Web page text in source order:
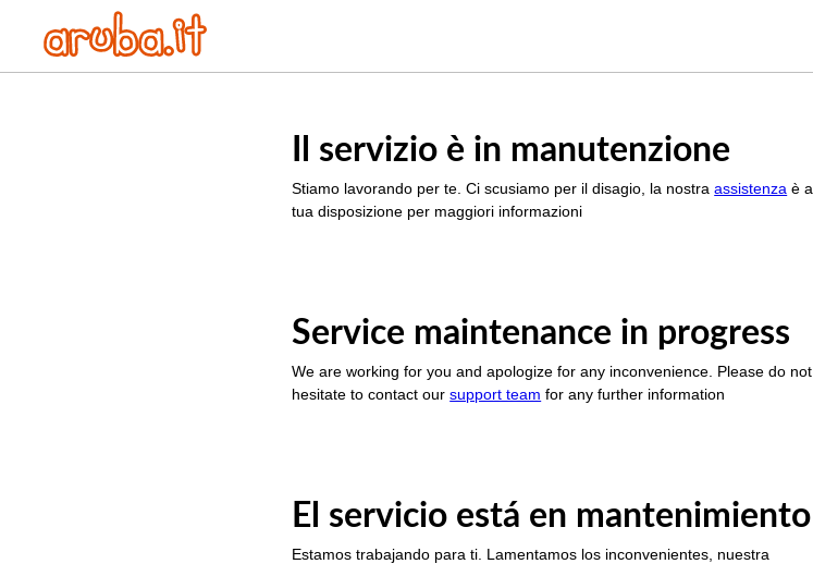
Il servizio è in manutenzione
Stiamo lavorando per te. Ci scusiamo per il disagio, la nostraassistenza è a
tua disposizione per maggiori informazioni
Service maintenance in progress
We are working for you and apologize for any inconvenience. Please do not
hesitate to contact oursupport team for any further information
El servicio está en mantenimiento
Estamos trabajando para ti. Lamentamos los inconvenientes, nuestra